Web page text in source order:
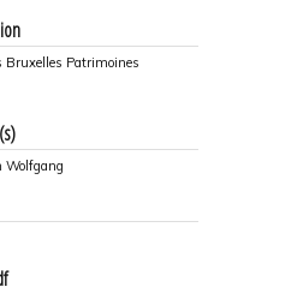
Bruxelles Patrimoines
Wolfgang